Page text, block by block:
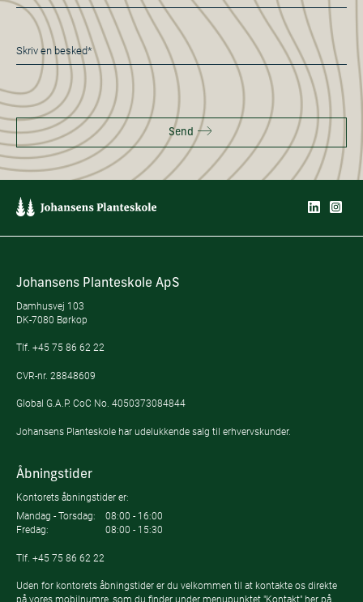
*
Besked
*
Send
Johansens Planteskole ApS
Damhusvej 103
DK-7080 Børkop
Tlf. +45 75 86 62 22
CVR-nr. 28848609
Global G.A.P. CoC No. 4050373084844
Johansens Planteskole har udelukkende salg til erhvervskunder.
Åbningstider
Kontorets åbningstider er:
Mandag - Torsdag:
08:00 - 16:00
Fredag:
08:00 - 15:30
Tlf. +45 75 86 62 22
Uden for kontorets åbningstider er du velkommen til at kontakte os direkte
på vores mobilnumre, som du finder under menupunktet "Kontakt" her på